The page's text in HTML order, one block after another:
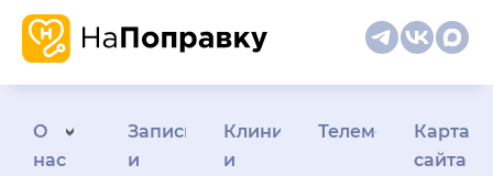
О
нас
Запись
и
Клиникам
и
Телемедицина
Карта
сайта